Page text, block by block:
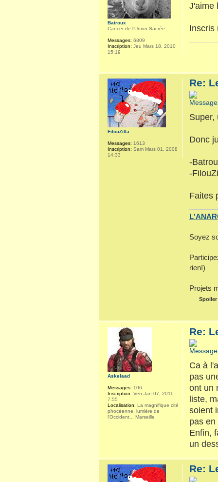
J'aime
Inscris
Batroux
Cancer de l’Union Sacrée
Messages: 6809
Inscription: Jeu Mars 18, 2010
15:19
Re:
Super,
Donc
-
-
Faites
Soyez
rien!)
Projets
Spoiler
FilouZilla
Messages: 1613
Inscription: Sam Mars 01, 2008
14:33
Re:
Ca à
pas
ont un
liste,
soient
pas
Enfin,
un
Askelaad
Messages: 106
Inscription: Ven Jan 07, 2011
7:55
Localisation: La magnifique cité
phocéenne, lumière de
l'Occident... Marseille
Re: